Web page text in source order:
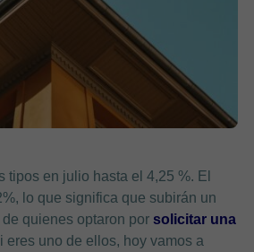
tipos en julio hasta el 4,25 %. El
lo que significa que subirán un
quienes optaron por solicitar una
eres uno de ellos, hoy vamos a